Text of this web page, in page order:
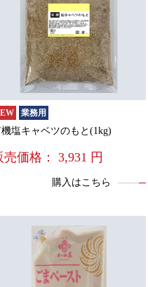
業務用
塩キャベツのもと(1kg)
売価格： 3,931 円
購入はこちら